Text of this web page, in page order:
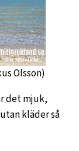
Olsson)
det mjuk,
kläder så